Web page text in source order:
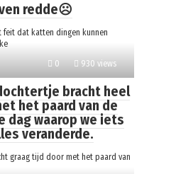
redde☹️
feit dat katten dingen kunnen
0 930 views
bracht heel
het paard van de
dag waarop we iets
veranderde.
graag tijd door met het paard van